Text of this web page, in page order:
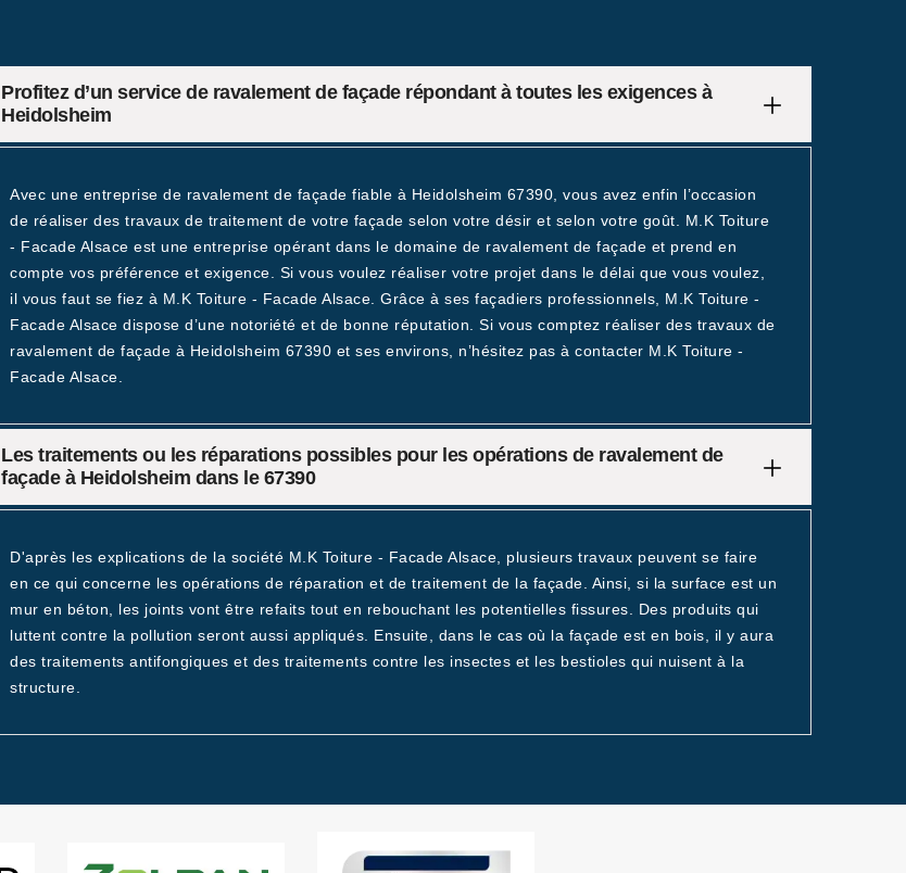
Profitez d’un service de ravalement de façade répondant à toutes les exigences à
Heidolsheim
Avec une entreprise de ravalement de façade fiable à Heidolsheim 67390, vous avez enfin l’occasion
de réaliser des travaux de traitement de votre façade selon votre désir et selon votre goût. M.K Toiture
- Facade Alsace est une entreprise opérant dans le domaine de ravalement de façade et prend en
compte vos préférence et exigence. Si vous voulez réaliser votre projet dans le délai que vous voulez,
il vous faut se fiez à M.K Toiture - Facade Alsace. Grâce à ses façadiers professionnels, M.K Toiture -
Facade Alsace dispose d’une notoriété et de bonne réputation. Si vous comptez réaliser des travaux de
ravalement de façade à Heidolsheim 67390 et ses environs, n’hésitez pas à contacter M.K Toiture -
Facade Alsace.
Les traitements ou les réparations possibles pour les opérations de ravalement de
façade à Heidolsheim dans le 67390
D'après les explications de la société M.K Toiture - Facade Alsace, plusieurs travaux peuvent se faire
en ce qui concerne les opérations de réparation et de traitement de la façade. Ainsi, si la surface est un
mur en béton, les joints vont être refaits tout en rebouchant les potentielles fissures. Des produits qui
luttent contre la pollution seront aussi appliqués. Ensuite, dans le cas où la façade est en bois, il y aura
des traitements antifongiques et des traitements contre les insectes et les bestioles qui nuisent à la
structure.